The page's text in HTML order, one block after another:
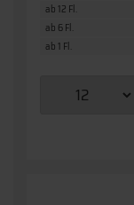
ab 1 Fl.
ab 6 Fl.
ab 12 Fl.